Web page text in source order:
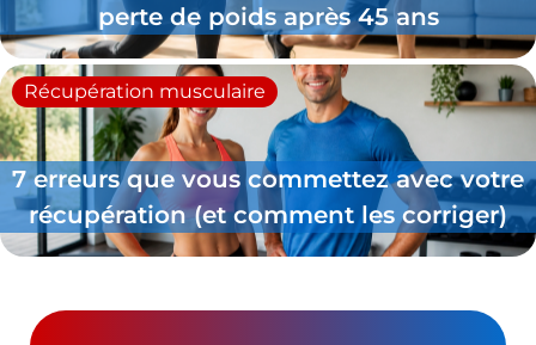
perte de poids après 45 ans
Récupération musculaire
7 erreurs que vous commettez avec votre
récupération (et comment les corriger)